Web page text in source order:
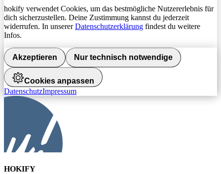
hokify verwendet Cookies, um das bestmögliche Nutzererlebnis für
dich sicherzustellen. Deine Zustimmung kannst du jederzeit
widerrufen. In unsererDatenschutzerklärung findest du weitere
Infos.
Akzeptieren Nur technisch notwendige
Cookies anpassen
DatenschutzImpressum
HOKIFY